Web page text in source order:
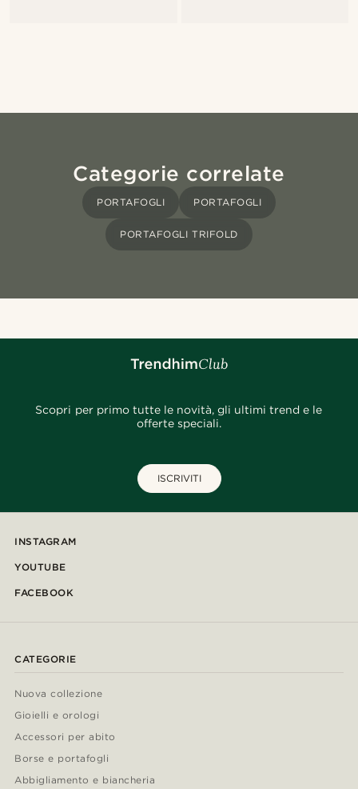
Categorie correlate
PORTAFOGLI PORTAFOGLI
PORTAFOGLI TRIFOLD
Scopri per primo tutte le novità, gli ultimi trend e le
offerte speciali.
ISCRIVITI
INSTAGRAM
YOUTUBE
FACEBOOK
CATEGORIE
Nuova collezione
Gioielli e orologi
Accessori per abito
Borse e portafogli
Abbigliamento e biancheria